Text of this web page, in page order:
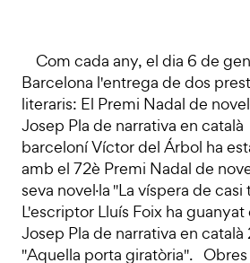
Com cada any, el dia 6 de
Barcelona l'entrega de dos
literaris: El Premi Nadal de
Josep Pla de narrativa en
barceloní Víctor del Árbol ha
amb el 72è Premi Nadal de
seva novel·la "La víspera de casi
L'escriptor Lluís Foix ha
Josep Pla de narrativa en
"Aquella porta giratòria". Obres